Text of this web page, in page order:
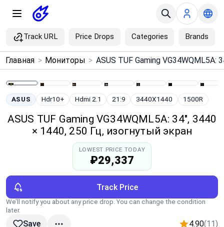
Track URL Price Drops Categories Brands
Menu ×
Home
Search
Categories
Brands
Главная > Мониторы >
ASUS Hdr10+ Hdmi 2.1 21:9 3440X1440 1500R
ASUS TUF Gaming VG34WQML5A: 34", 3440
× 1440, 250 Гц, изогнутый экран
LOWEST PRICE TODAY
₽29,337
Track Price
We’ll notify you about any price drop. You can change the condition
later.
Save 4.90(11)